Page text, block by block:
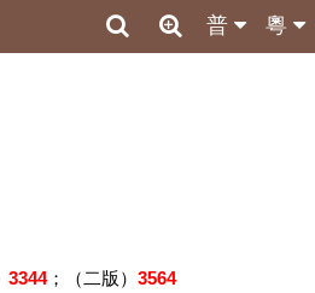
粵
普
3344；（二版） 3564